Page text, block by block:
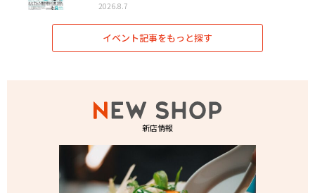
2026.8.7
イベント記事をもっと探す
新店情報